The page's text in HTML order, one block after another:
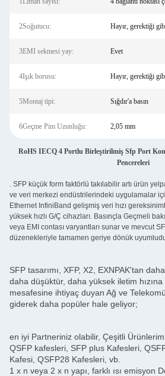
2Soğutucu: Hayır, gerektiği
3EMI sekmesi yay: Evet
4Işık borusu: Hayır, gerektiği
5Montaj tipi: Sığdır'a basın
6Geçme Pim Uzunluğu: 2,05 mm
RoHS IECQ 4 Portlu Birleştirilmiş Sfp Port
Pencereleri
. SFP küçük form faktörlü takılabilir artı ürün
ve veri merkezi endüstrilerindeki uygulamalar
Ethernet InfiniBand gelişmiş veri hızı
yüksek hızlı G/Ç cihazları. Basınçla Geçmeli
veya EMI contası varyantları sunar ve mevcut
düzenekleriyle tamamen geriye dönük
SFP tasarımı, XFP, X2, EXNPAK'tan
daha düşüktür, daha yüksek iletim
mesafesine ihtiyaç duyan Ağ ve
giderek daha popüler hale geliyor;
en iyi Partneriniz olabilir, Çeşitli
QSFP kafesleri, SFP plus Kafesleri,
Kafesi, QSFP28 Kafesleri, vb.
1 x n veya 2 x n yapı, farklı ısı emisyon